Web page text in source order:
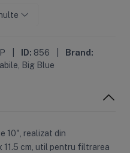
ID: 856
Brand:
Big Blue
10", realizat din
11.5 cm, util pentru filtrarea